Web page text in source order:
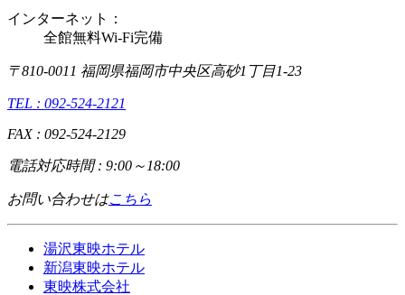
インターネット：
全館無料Wi-Fi完備
〒810-0011 福岡県福岡市中央区高砂1丁目1-23
TEL : 092-524-2121
FAX : 092-524-2129
電話対応時間 : 9:00～18:00
お問い合わせはこちら
湯沢東映ホテル
新潟東映ホテル
東映株式会社